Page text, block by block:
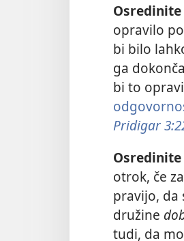
Osredinite
opravilo
bi bilo
ga
bi to
Pridigar
Osredinite
otrok, če
pravijo, da
družine
tudi, da